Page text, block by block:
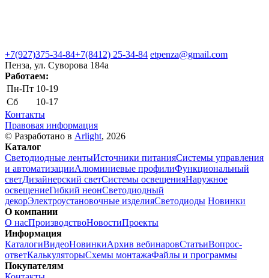
+7(927)375-34-84+7(8412) 25-34-84 etpenza@gmail.com
Пенза, ул. Cуворова 184а
Работаем:
Пн-Пт 10-19
Сб
10-17
Контакты
Правовая информация
© Разработано в Arlight, 2026
Каталог
Светодиодные лентыИсточники питанияСистемы управления
и автоматизацииАлюминиевые профилиФункциональный
светДизайнерский светСистемы освещенияНаружное
освещениеГибкий неонСветодиодный
декорЭлектроустановочные изделияСветодиоды Новинки
О компании
О насПроизводствоНовостиПроекты
Информация
КаталогиВидеоНовинкиАрхив вебинаровСтатьиВопрос-
ответКалькуляторыСхемы монтажаФайлы и программы
Покупателям